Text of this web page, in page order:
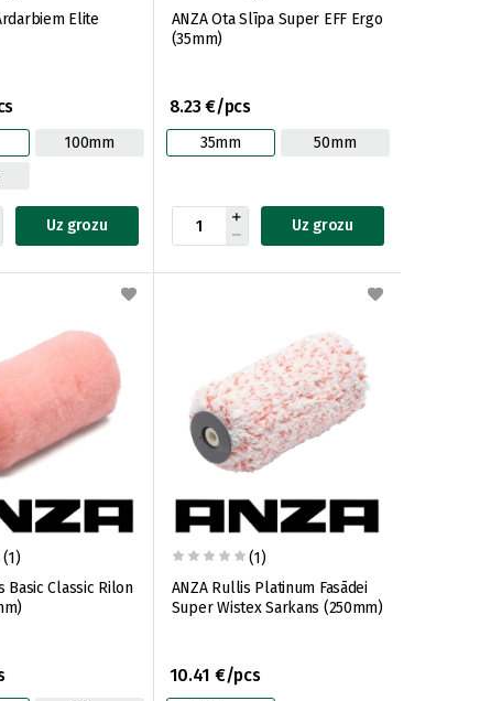
Elite
100mm
Uz grozu
ANZA Ota Slīpa Super EFF Ergo
(35mm)
8.23 €/pcs
35mm 50mm
Uz grozu
(1)
Basic Classic Rilon
(1)
ANZA Rullis Platinum Fasādei
Super Wistex Sarkans (250mm)
10.41 €/pcs